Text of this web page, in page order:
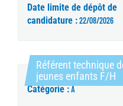
Date limite de dépôt de
candidature :22/08/2026
Référent technique
jeunes enfants F/H
Catégorie :A